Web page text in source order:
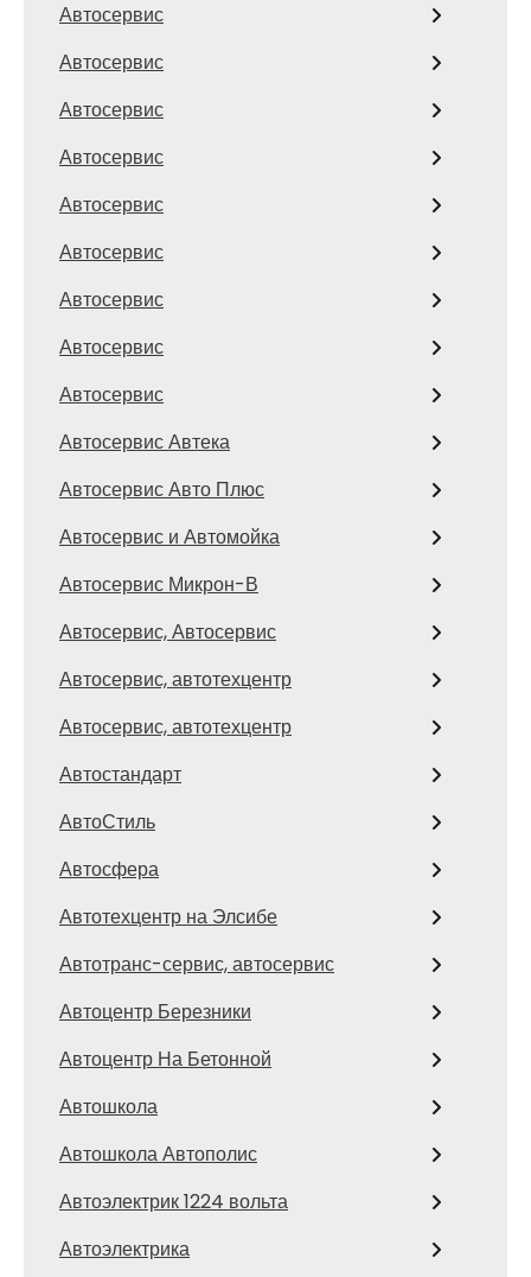
Автосервис
Автосервис
Автосервис
Автосервис
Автосервис
Автосервис
Автосервис
Автосервис
Автосервис
Автосервис Автека
Автосервис Авто Плюс
Автосервис и Автомойка
Автосервис Микрон-В
Автосервис, Автосервис
Автосервис, автотехцентр
Автосервис, автотехцентр
Автостандарт
АвтоСтиль
Автосфера
Автотехцентр на Элсибе
Автотранс-сервис, автосервис
Автоцентр Березники
Автоцентр На Бетонной
Автошкола
Автошкола Автополис
Автоэлектрик 1224 вольта
Автоэлектрика